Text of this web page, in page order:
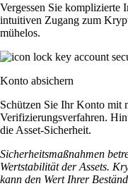
Vergessen Sie komplizierte
intuitiven Zugang zum
mühelos.
Konto absichern
Schützen Sie Ihr Konto mit
Verifizierungsverfahren.
die Asset-Sicherheit.
Sicherheitsmaßnahmen
Wertstabilität der Assets.
kann den Wert Ihrer